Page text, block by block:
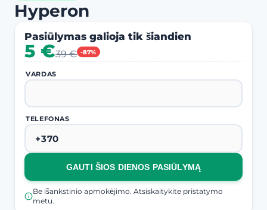
Hyperon
Pasiūlymas galioja tik šiandien
-87%
5 €39 €
VARDAS
TELEFONAS
GAUTI ŠIOS DIENOS PASIŪLYMĄ
Be išankstinio apmokėjimo. Atsiskaitykite pristatymo
metu.